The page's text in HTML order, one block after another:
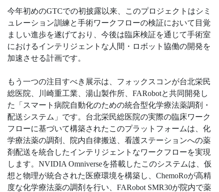
今年初めのGTCでの初披露以来、このプロジェクトはシミ
ュレーション訓練と手術ワークフローの検証において目覚
ましい進歩を遂げており、今後は臨床検証を通じて手術室
におけるインテリジェントな人間・ロボット協働の開発を
加速させる計画です。
もう一つの注目すべき展示は、フォックスコンが台北栄民
総医院、川崎重工業、湯山製作所、FARobotと共同開発し
た「スマート病院自動化のための統合型化学療法薬調剤・
配送システム」です。台北栄民総医院の実際の臨床ワーク
フローに基づいて構築されたこのプラットフォームは、化
学療法薬の調剤、院内自律搬送、看護ステーションへの薬
剤配送を統合したインテリジェントなワークフローを実現
します。NVIDIA Omniverseを搭載したこのシステムは、仮
想と物理が統合された医療環境を構築し、ChemoRoが高精
度な化学療法薬の調剤を行い、FARobot SMR30が院内で薬